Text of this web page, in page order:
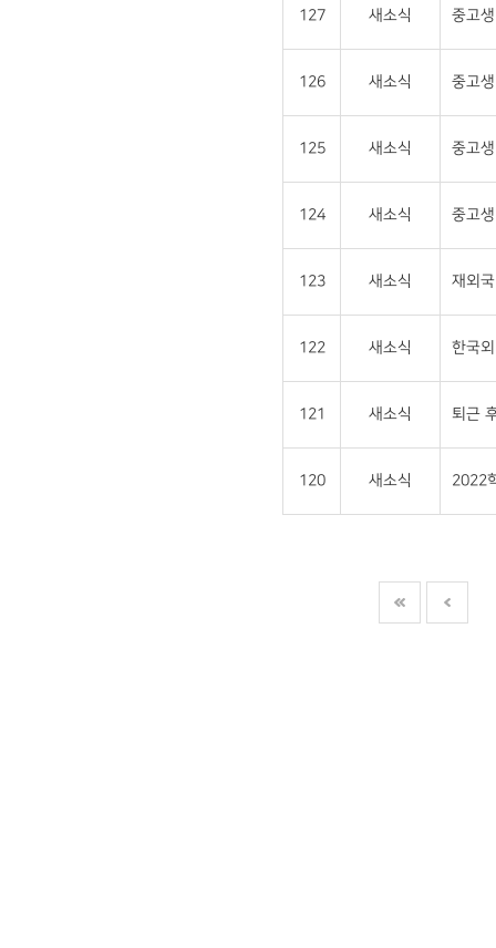
127 새소식 중고
126 새소식 중고
125 새소식 중고
124 새소식 중고
123 새소식 재외
122 새소식 한국
121 새소식 퇴근
120 새소식 2022